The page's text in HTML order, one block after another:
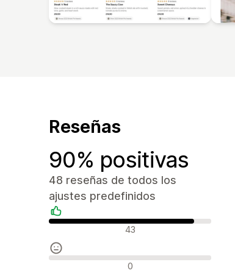
Reseñas
90% positivas
48 reseñas de todos los
ajustes predefinidos
Reseñas positivas43
Reseñas neutras 0